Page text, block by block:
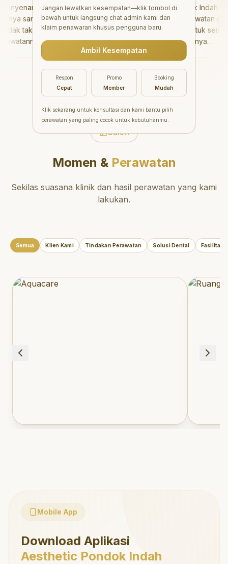
sangat baik
takut sama
tidak
setelahnya.
ke dokter
"Aesthetic Pondok Indah
menawarkan perawatan gigi
yang luar biasa untuk semua
orang. Dokter giginya
profesional, ramah, dan
meluangkan waktu untuk
mengedukasi pasien tentang
kesehatan gigi dan mulut
yang baik. Klinik ini terletak di
daerah yang strategis,
sehingga nyaman untuk
direkomendasikan untuk
dan berkualitas!
Galeri
Momen &Perawatan
Sekilas suasana klinik dan hasil perawatan yang kami
lakukan.
Semua Klien Kami Tindakan Perawatan Solusi Dental Fasilitas
Mobile App
Download Aplikasi
Aesthetic Pondok Indah
Jangan lewatkan kesempatan—klik tombol di
bawah untuk langsung chat admin kami dan
klaim penawaran khusus pengguna baru.
Ambil Kesempatan
Respon
Cepat
Promo
Member
Booking
Mudah
Klik sekarang untuk konsultasi dan kami bantu pilih
perawatan yang paling cocok untuk kebutuhanmu.